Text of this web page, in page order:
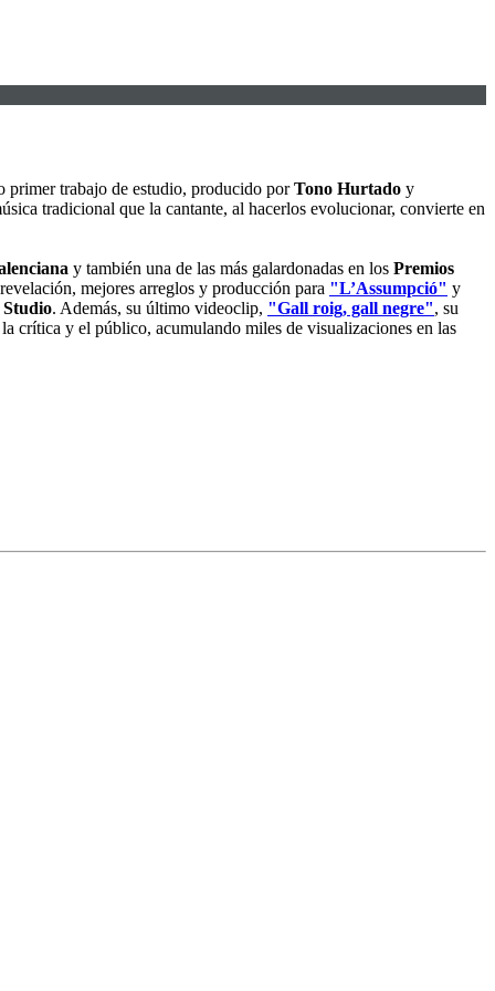
primer trabajo de estudio, producido porTono Hurtado y
tradicional que la cantante, al hacerlos evolucionar, convierte en
y también una de las más galardonadas en los Premios
mejores arreglos y producción para "L’Assumpció" y
Studio. Además, su último videoclip, "Gall roig, gall negre", su
crítica y el público, acumulando miles de visualizaciones en las